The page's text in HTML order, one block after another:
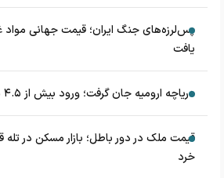
پس‌لرزه‌های جنگ ایران؛ قیمت جهانی
یافت
دریاچه ارومیه جان گرفت؛ ورود بیش از ۴.۵ میلیارد مترمکعب آب
قیمت ملک در دور باطل؛ بازار مسکن در
خرد